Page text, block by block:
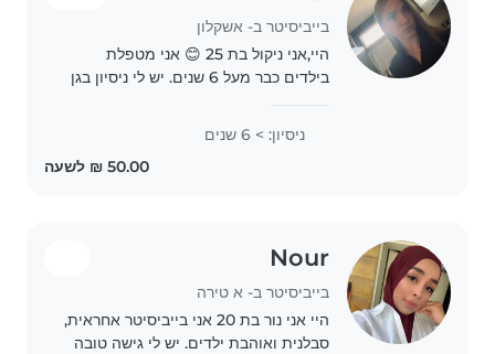
בייביסיטר ב- אשקלון
היי,אני ניקול בת 25 😊 אני מטפלת
בילדים כבר מעל 6 שנים. יש לי ניסיון בגן
ניסיון: > 6 שנים
Nour
בייביסיטר ב- א טירה
היי אני נור בת 20 אני בייביסיטר אחראית,
סבלנית ואוהבת ילדים. יש לי גישה טובה